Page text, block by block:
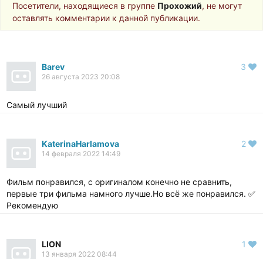
Железный человек 3 (2013)
Мстители (2012)
Первый мститель (2011)
Посетители, находящиеся в группе Прохожий, не могут
оставлять комментарии к данной публикации.
Barev
26 августа 2023 20:08
3
Самый лучший
KaterinaHarlamova
14 февраля 2022 14:49
2
Фильм понравился, с оригиналом конечно не сравнить,
первые три фильма намного лучше.Но всё же понравился. ✅
Рекомендую
LION
13 января 2022 08:44
1